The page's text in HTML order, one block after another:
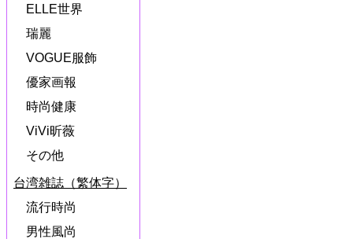
ELLE世界
瑞麗
VOGUE服飾
優家画報
時尚健康
ViVi昕薇
その他
台湾雑誌（繁体字）
流行時尚
男性風尚